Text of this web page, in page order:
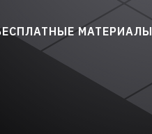
МАТЕРИАЛЫ